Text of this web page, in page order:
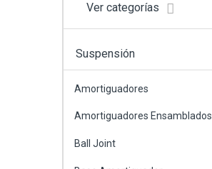
Ver categorías
Suspensión
Amortiguadores
Amortiguadores Ensamblados
Ball Joint